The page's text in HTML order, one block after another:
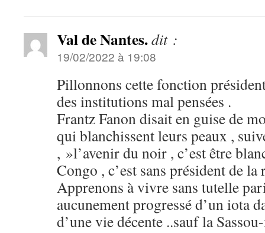
Val de Nantes.dit :
19/02/2022 à 19:08
Pillonnons cette fonction
des institutions mal pensées .
Frantz Fanon disait en guise de
qui blanchissent leurs peaux ,
, »l’avenir du noir , c’est être
Congo , c’est sans président de
Apprenons à vivre sans tutelle
aucunement progressé d’un iota
d’une vie décente ..sauf la